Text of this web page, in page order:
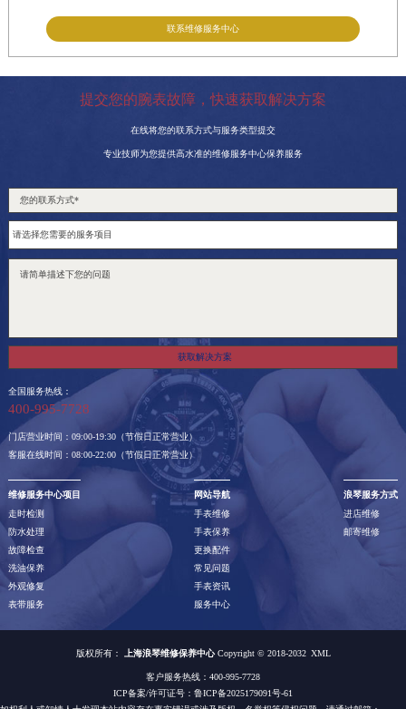
联系维修服务中心
提交您的腕表故障，快速获取解决方案
在线将您的联系方式与服务类型提交
专业技师为您提供高水准的维修服务中心保养服务
获取解决方案
全国服务热线：
400-995-7728
门店营业时间：09:00-19:30（节假日正常营业）
客服在线时间：08:00-22:00（节假日正常营业）
维修服务中心项目
走时检测
防水处理
故障检查
洗油保养
外观修复
表带服务
网站导航
手表维修
手表保养
更换配件
常见问题
手表资讯
服务中心
浪琴服务方式
进店维修
邮寄维修
版权所有： 上海浪琴维修保养中心Copyright © 2018-2032 XML
客户服务热线：400-995-7728
ICP备案/许可证号： 鲁ICP备2025179091号-61